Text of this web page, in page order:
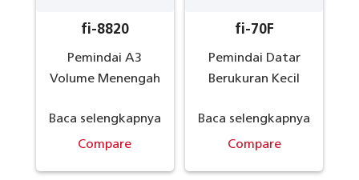
fi-8820
Pemindai A3
Volume Menengah
Baca selengkapnya
Compare
fi-70F
Pemindai Datar
Berukuran Kecil
Baca selengkapnya
Compare